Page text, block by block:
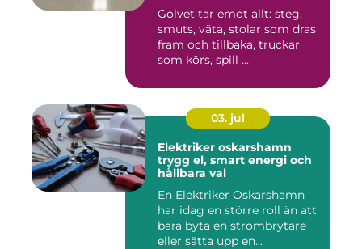
Golvet tar emot allt: steg,
smuts, väta, stolar som dras
fram och tillbaka, truckar
som körs, spill ...
03. jul
Elektriker oskarshamn
trygg el, smart energi och
hållbara val
En Elektriker Oskarshamn
har idag en större roll än att
bara byta en strömbrytare
eller sätta upp en...